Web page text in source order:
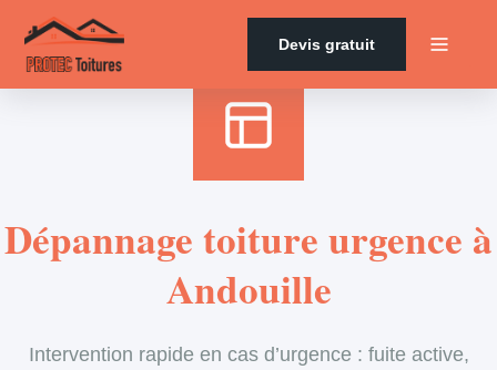
Devis gratuit
Accueil
Dépannage toiture urgence à
Andouille
Intervention rapide en cas d’urgence : fuite active,